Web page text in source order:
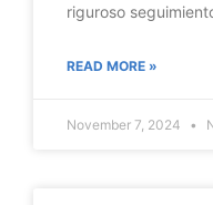
riguroso
READ MORE »
November 7, 2024